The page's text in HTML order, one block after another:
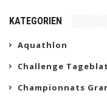
KATEGORIEN
Aquathlon
Challenge
Championnats